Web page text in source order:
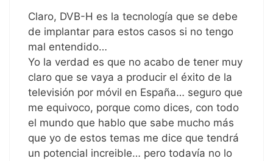
Claro, DVB-H es la tecnología que se debe
de implantar para estos casos si no tengo
mal entendido…
Yo la verdad es que no acabo de tener muy
claro que se vaya a producir el éxito de la
televisión por móvil en España… seguro que
me equivoco, porque como dices, con todo
el mundo que hablo que sabe mucho más
que yo de estos temas me dice que tendrá
un potencial increible… pero todavía no lo